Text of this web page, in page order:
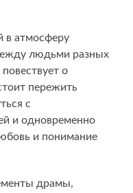
в атмосферу
людьми разных
о
пережить
с
и одновременно
и понимание
драмы,